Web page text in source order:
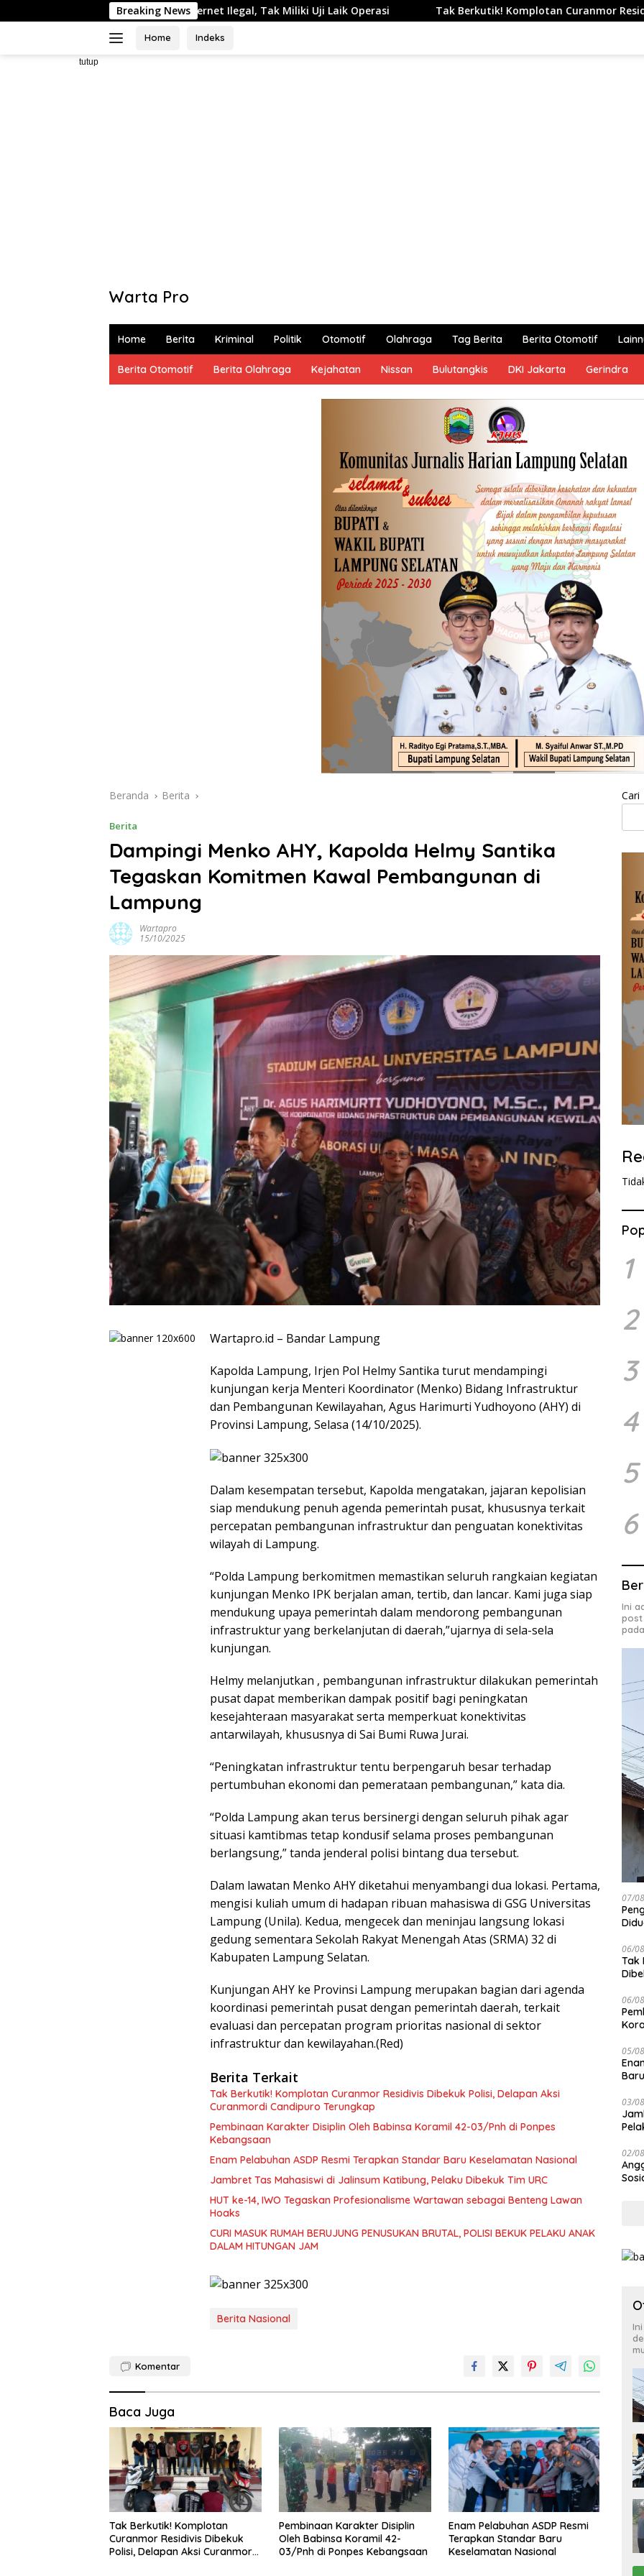
ke
Breaking News
Layanan Internet Ilegal, Tak Miliki Uji Laik Operasi Tak Berkutik! Komplotan Curanmor Residivis Dibekuk Polisi,
Home Indeks
tutup
Warta Pro
dan
Home Berita Kriminal Politik Otomotif Olahraga Tag Berita Berita Otomotif
Berita Otomotif Berita Olahraga Kejahatan Nissan Bulutangkis DKI Jakarta Gerindra
Beranda Berita
Berita
Dampingi Menko AHY, Kapolda Helmy Santika
Tegaskan Komitmen Kawal Pembangunan di
Lampung
Wartapro
15/10/2025
Wartapro.id – Bandar Lampung
Kapolda Lampung, Irjen Pol Helmy Santika turut mendampingi
kunjungan kerja Menteri Koordinator (Menko) Bidang Infrastruktur
dan Pembangunan Kewilayahan, Agus Harimurti Yudhoyono (AHY) di
Provinsi Lampung, Selasa (14/10/2025).
Dalam kesempatan tersebut, Kapolda mengatakan, jajaran kepolisian
siap mendukung penuh agenda pemerintah pusat, khususnya terkait
percepatan pembangunan infrastruktur dan penguatan konektivitas
wilayah di Lampung.
“Polda Lampung berkomitmen memastikan seluruh rangkaian kegiatan
kunjungan Menko IPK berjalan aman, tertib, dan lancar. Kami juga siap
mendukung upaya pemerintah dalam mendorong pembangunan
infrastruktur yang berkelanjutan di daerah,”ujarnya di sela-sela
kunjungan.
Helmy melanjutkan , pembangunan infrastruktur dilakukan pemerintah
pusat dapat memberikan dampak positif bagi peningkatan
kesejahteraan masyarakat serta memperkuat konektivitas
antarwilayah, khususnya di Sai Bumi Ruwa Jurai.
“Peningkatan infrastruktur tentu berpengaruh besar terhadap
pertumbuhan ekonomi dan pemerataan pembangunan,” kata dia.
“Polda Lampung akan terus bersinergi dengan seluruh pihak agar
situasi kamtibmas tetap kondusif selama proses pembangunan
berlangsung,” tanda jenderal polisi bintang dua tersebut.
Dalam lawatan Menko AHY diketahui menyambangi dua lokasi. Pertama,
mengisi kuliah umum di hadapan ribuan mahasiswa di GSG Universitas
Lampung (Unila). Kedua, mengecek dan meninjau langsung lokasi
gedung sementara Sekolah Rakyat Menengah Atas (SRMA) 32 di
Kabupaten Lampung Selatan.
Kunjungan AHY ke Provinsi Lampung merupakan bagian dari agenda
koordinasi pemerintah pusat dengan pemerintah daerah, terkait
evaluasi dan percepatan program prioritas nasional di sektor
infrastruktur dan kewilayahan.(Red)
Berita Terkait
Tak Berkutik! Komplotan Curanmor Residivis Dibekuk Polisi, Delapan Aksi
Curanmordi Candipuro Terungkap
Pembinaan Karakter Disiplin Oleh Babinsa Koramil 42-03/Pnh di Ponpes
Kebangsaan
Enam Pelabuhan ASDP Resmi Terapkan Standar Baru Keselamatan Nasional
Jambret Tas Mahasiswi di Jalinsum Katibung, Pelaku Dibekuk Tim URC
HUT ke-14, IWO Tegaskan Profesionalisme Wartawan sebagai Benteng Lawan
Hoaks ‎
CURI MASUK RUMAH BERUJUNG PENUSUKAN BRUTAL, POLISI BEKUK PELAKU ANAK
DALAM HITUNGAN JAM
Berita Nasional
Komentar
Baca Juga
Tak Berkutik! Komplotan
Curanmor Residivis Dibekuk
Polisi, Delapan Aksi Curanmordi
Pembinaan Karakter Disiplin
Oleh Babinsa Koramil 42-
03/Pnh di Ponpes Kebangsaan
Enam Pelabuhan ASDP Resmi
Terapkan Standar Baru
Keselamatan Nasional
Cari
1
2
3
4
5
6
Ini
post
07/
06/
Tak
06/
05/
03/
02/